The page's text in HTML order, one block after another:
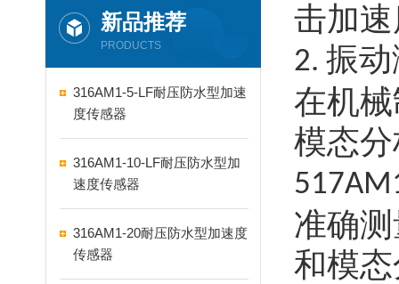
新品推荐
PRODUCTS
316AM1-5-LF耐压防水型加速
度传感器
316AM1-10-LF耐压防水型加
速度传感器
316AM1-20耐压防水型加速度
传感器
击加
2. 振
在机
模态
准确
和模